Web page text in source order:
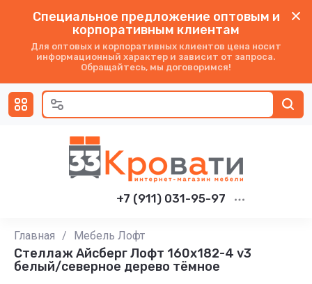
Специальное предложение оптовым и
корпоративным клиентам
Для оптовых и корпоративных клиентов цена носит
информационный характер и зависит от запроса.
Обращайтесь, мы договоримся!
+7 (911) 031-95-97
Главная / Мебель Лофт
Стеллаж Айсберг Лофт 160х182-4 v3
белый/северное дерево тёмное